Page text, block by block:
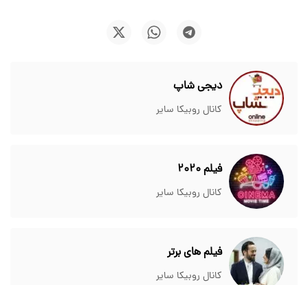
دیجی شاپ
کانال روبیکا سایر
فیلم 2020
کانال روبیکا سایر
فیلم های برتر
کانال روبیکا سایر